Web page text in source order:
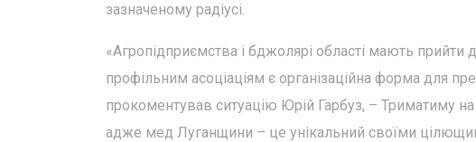
зазначеному радіусі.
«Агропідприємства і бджолярі області мають
профільним асоціаціям є організаційна форма для
прокоментував ситуацію Юрій Гарбуз, – Триматиму
адже мед Луганщини – це унікальний своїми